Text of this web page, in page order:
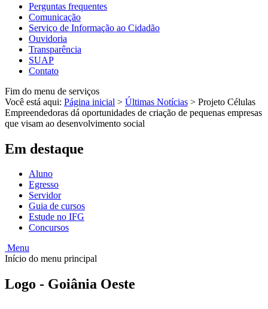
Perguntas frequentes
Comunicação
Serviço de Informação ao Cidadão
Ouvidoria
Transparência
SUAP
Contato
Fim do menu de serviços
Você está aqui: Página inicial > Últimas Notícias > Projeto Células
Empreendedoras dá oportunidades de criação de pequenas empresas
que visam ao desenvolvimento social
Em destaque
Aluno
Egresso
Servidor
Guia de cursos
Estude no IFG
Concursos
Menu
Início do menu principal
Logo - Goiânia Oeste